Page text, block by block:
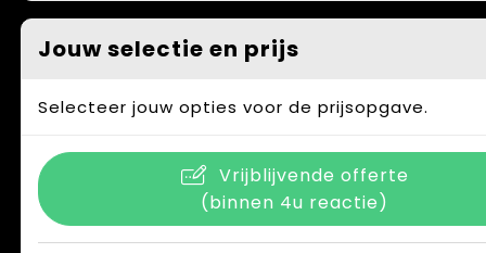
Jouw selectie en prijs
Selecteer jouw opties voor de prijsopgave.
Vrijblijvende offerte
(binnen 4u reactie)